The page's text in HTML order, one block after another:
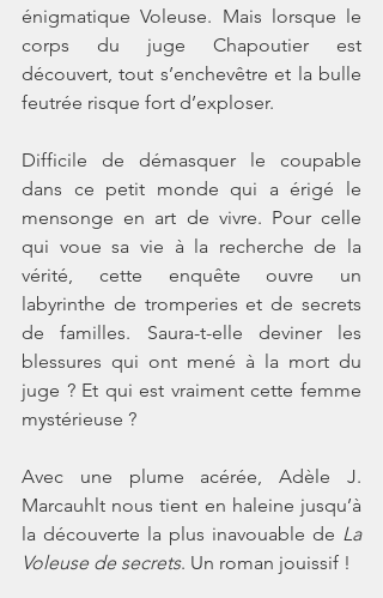
énigmatique Voleuse. Mais lorsque le
corps du juge Chapoutier est
découvert, tout s’enchevêtre et la bulle
feutrée risque fort d’exploser.
Difficile de démasquer le coupable
dans ce petit monde qui a érigé le
mensonge en art de vivre. Pour celle
qui voue sa vie à la recherche de la
vérité, cette enquête ouvre un
labyrinthe de tromperies et de secrets
de familles. Saura-t-elle deviner les
blessures qui ont mené à la mort du
juge ? Et qui est vraiment cette femme
mystérieuse ?
Avec une plume acérée, Adèle J.
Marcauhlt nous tient en haleine jusqu’à
la découverte la plus inavouable de La
Voleuse de secrets. Un roman jouissif !